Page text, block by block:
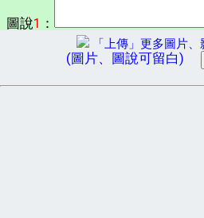
圖說1 ：
「上傳」更多圖片、
(圖片、圖說可留白)